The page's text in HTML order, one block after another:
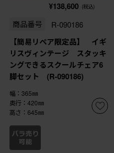
¥138,600 (税込)
商品番号 R-090186
【簡易リペア限定品】 イギ
リスヴィンテージ スタッキ
ングできるスクールチェア6
脚セット (R-090186)
幅：365㎜
奥行：420㎜
高さ：645㎜